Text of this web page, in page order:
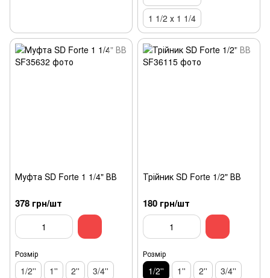
1 1/2 х 1 1/4
Муфта SD Forte 1 1/4" ВВ
378 грн/шт
Розмір
1/2'' 1'' 2''
3/4''
Трійник SD Forte 1/2" ВВ
180 грн/шт
Розмір
1/2'' 1'' 2''
3/4''